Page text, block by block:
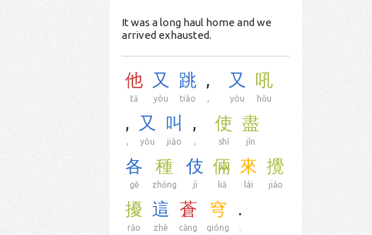
It was a long haul home and we
arrived exhausted.
他
tā
又
yòu
跳
tiào
,
,
又
yòu
吼
hǒu
,
,
又
yòu
叫
jiào
,
,
使
shǐ
盡
jǐn
各
gè
種
zhǒng
伎
jì
倆
liǎ
來
lái
攪
jiǎo
擾
rǎo
這
zhè
蒼
cāng
穹
qióng
.
.